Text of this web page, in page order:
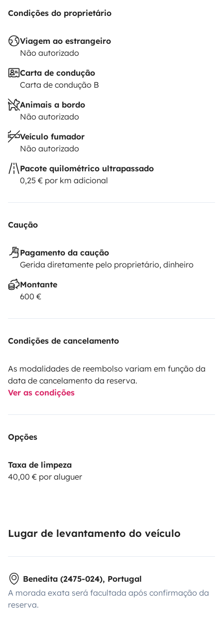
Condições do proprietário
Viagem ao estrangeiro
Não autorizado
Carta de condução
Carta de condução B
Animais a bordo
Não autorizado
Veículo fumador
Não autorizado
Pacote quilométrico ultrapassado
0,25 € por km adicional
Caução
Pagamento da caução
Gerida diretamente pelo proprietário, dinheiro
Montante
600 €
Condições de cancelamento
As modalidades de reembolso variam em função da
data de cancelamento da reserva.
Ver as condições
Opções
Taxa de limpeza
40,00 € por aluguer
Lugar de levantamento do veículo
Benedita (2475-024), Portugal
A morada exata será facultada após confirmação da
reserva.